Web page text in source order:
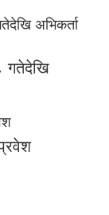
गतेदेखि